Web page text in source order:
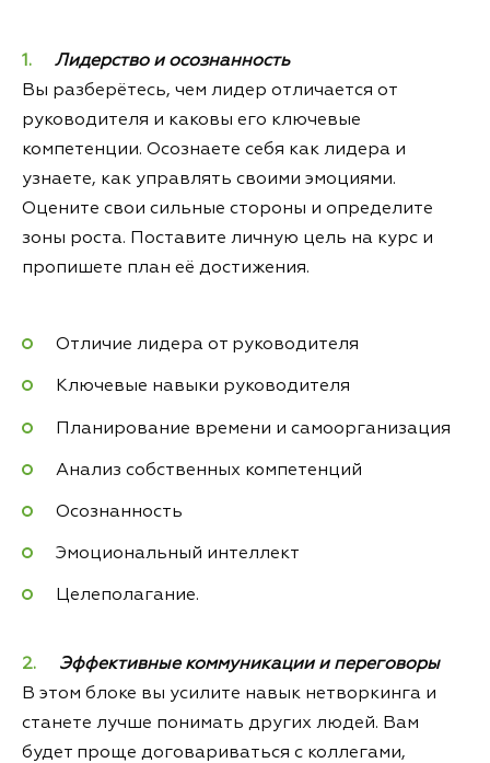
Лидерство и осознанность
Вы разберётесь, чем лидер отличается от
руководителя и каковы его ключевые
компетенции. Осознаете себя как лидера и
узнаете, как управлять своими эмоциями.
Оцените свои сильные стороны и определите
зоны роста. Поставите личную цель на курс и
пропишете план её достижения.
Отличие лидера от руководителя
Ключевые навыки руководителя
Планирование времени и самоорганизация
Анализ собственных компетенций
Осознанность
Эмоциональный интеллект
Целеполагание.
Эффективные коммуникации и переговоры
В этом блоке вы усилите навык нетворкинга и
станете лучше понимать других людей. Вам
будет проще договариваться с коллегами,